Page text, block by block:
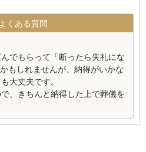
よくある質問
でもらって「断ったら失礼にな
もしれませんが、納得がいかな
大丈夫です。
、きちんと納得した上で葬儀を